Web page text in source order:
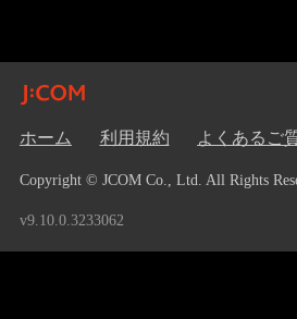
ホーム 利用規約 よくあるご
Copyright © JCOM Co., Ltd. All Rights
v9.10.0.3233062